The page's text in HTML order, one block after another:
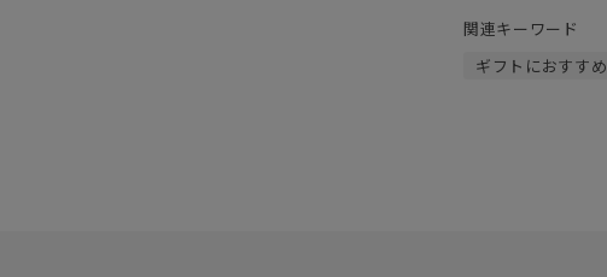
関連キーワード
ギフトにおすすめ